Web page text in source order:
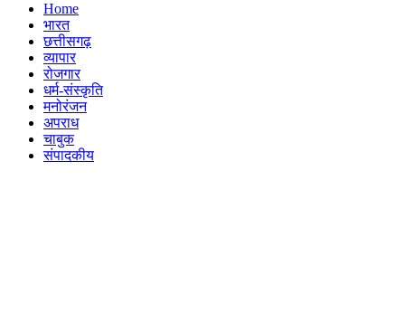
Home
भारत
छत्तीसगढ़
व्यापार
रोजगार
धर्म-संस्कृति
मनोरंजन
अपराध
चाबुक
संपादकीय